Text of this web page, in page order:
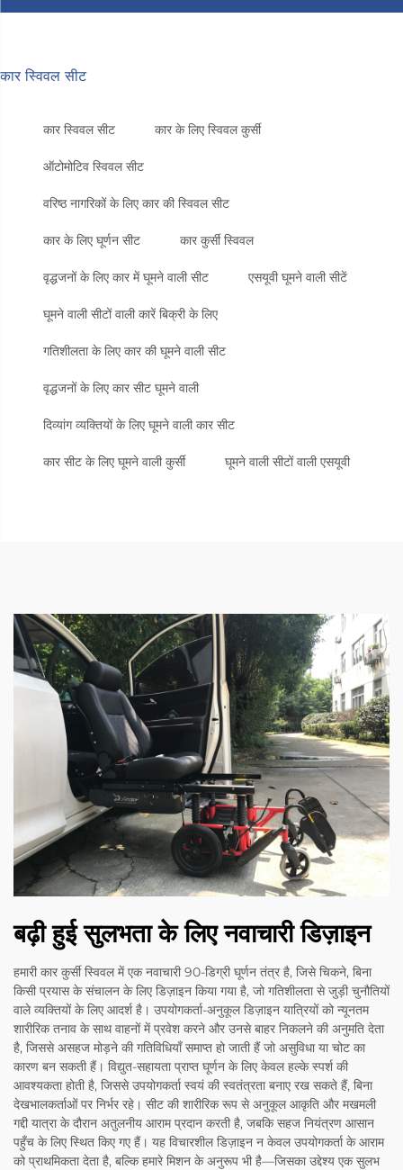
कार स्विवल सीट
कार स्विवल सीट कार के लिए स्विवल कुर्सी
ऑटोमोटिव स्विवल सीट
वरिष्ठ नागरिकों के लिए कार की स्विवल सीट
कार के लिए घूर्णन सीट कार कुर्सी स्विवल
वृद्धजनों के लिए कार में घूमने वाली सीट एसयूवी घूमने वाली सीटें
घूमने वाली सीटों वाली कारें बिक्री के लिए
गतिशीलता के लिए कार की घूमने वाली सीट
वृद्धजनों के लिए कार सीट घूमने वाली
दिव्यांग व्यक्तियों के लिए घूमने वाली कार सीट
कार सीट के लिए घूमने वाली कुर्सी घूमने वाली सीटों वाली एसयूवी
बढ़ी हुई सुलभता के लिए नवाचारी डिज़ाइन
हमारी कार कुर्सी स्विवल में एक नवाचारी 90-डिग्री घूर्णन तंत्र है, जिसे चिकने, बिना
किसी प्रयास के संचालन के लिए डिज़ाइन किया गया है, जो गतिशीलता से जुड़ी चुनौतियों
वाले व्यक्तियों के लिए आदर्श है। उपयोगकर्ता-अनुकूल डिज़ाइन यात्रियों को न्यूनतम
शारीरिक तनाव के साथ वाहनों में प्रवेश करने और उनसे बाहर निकलने की अनुमति देता
है, जिससे असहज मोड़ने की गतिविधियाँ समाप्त हो जाती हैं जो असुविधा या चोट का
कारण बन सकती हैं। विद्युत-सहायता प्राप्त घूर्णन के लिए केवल हल्के स्पर्श की
आवश्यकता होती है, जिससे उपयोगकर्ता स्वयं की स्वतंत्रता बनाए रख सकते हैं, बिना
देखभालकर्ताओं पर निर्भर रहे। सीट की शारीरिक रूप से अनुकूल आकृति और मखमली
गद्दी यात्रा के दौरान अतुलनीय आराम प्रदान करती है, जबकि सहज नियंत्रण आसान
पहुँच के लिए स्थित किए गए हैं। यह विचारशील डिज़ाइन न केवल उपयोगकर्ता के आराम
को प्राथमिकता देता है, बल्कि हमारे मिशन के अनुरूप भी है—जिसका उद्देश्य एक सुलभ